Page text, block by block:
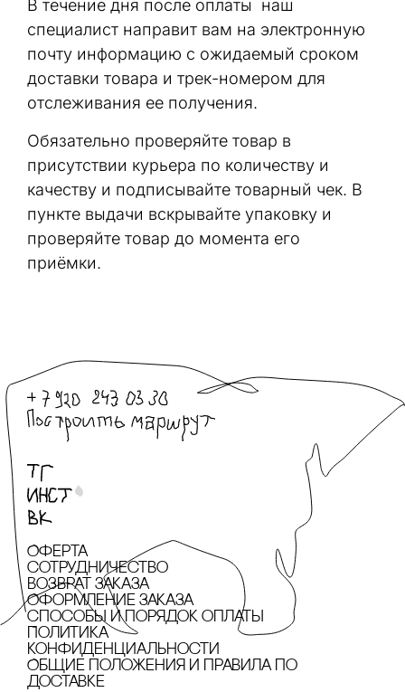
В течение дня после оплаты наш
специалист направит вам на электронную
почту информацию с ожидаемый сроком
доставки товара и трек-номером для
отслеживания ее получения.
Обязательно проверяйте товар в
присутствии курьера по количеству и
качеству и подписывайте товарный чек. В
пункте выдачи вскрывайте упаковку и
проверяйте товар до момента его
приёмки.
Оферта
сотрудничество
Возврат заказа
Оформление заказа
cпособы и порядок оплаты
Политика
конфиденциальности
Общие положения и правила по
доставке